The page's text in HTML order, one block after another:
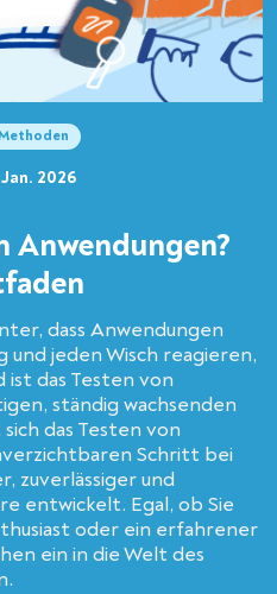
2026
Anwendungen?
dass Anwendungen
jeden Wisch reagieren,
ist das Testen von
ständig wachsenden
das Testen von
Schritt bei
zuverlässiger und
entwickelt. Egal, ob Sie
oder ein erfahrener
ein in die Welt des